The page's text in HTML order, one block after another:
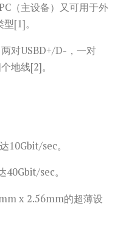
（主设备）又可用于外
[1]。
对USBD+/D-，一对
地线[2]。
10Gbit/sec。
40Gbit/sec。
x 2.56mm的超薄设